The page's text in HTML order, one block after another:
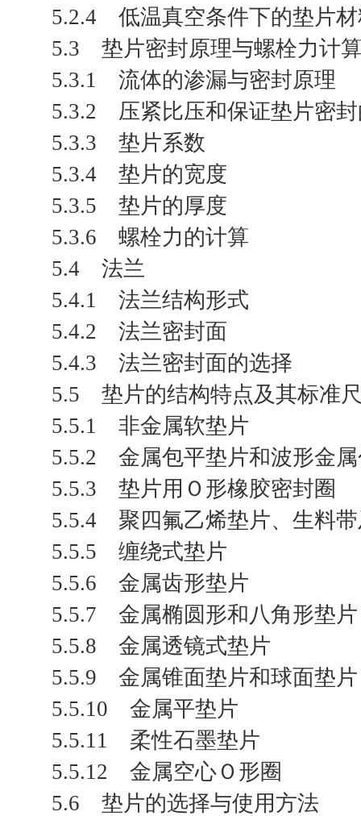
5.2.4 低温真空条件下的垫片
5.3 垫片密封原理与螺栓力计
5.3.1 流体的渗漏与密封原理
5.3.2 压紧比压和保证垫片密
5.3.3 垫片系数
5.3.4 垫片的宽度
5.3.5 垫片的厚度
5.3.6 螺栓力的计算
5.4 法兰
5.4.1 法兰结构形式
5.4.2 法兰密封面
5.4.3 法兰密封面的选择
5.5 垫片的结构特点及其标准
5.5.1 非金属软垫片
5.5.2 金属包平垫片和波形金
5.5.3 垫片用Ｏ形橡胶密封圈
5.5.4 聚四氟乙烯垫片、生料
5.5.5 缠绕式垫片
5.5.6 金属齿形垫片
5.5.7 金属椭圆形和八角形垫片
5.5.8 金属透镜式垫片
5.5.9 金属锥面垫片和球面垫片
5.5.10 金属平垫片
5.5.11 柔性石墨垫片
5.5.12 金属空心Ｏ形圈
5.6 垫片的选择与使用方法